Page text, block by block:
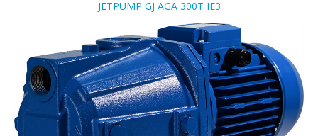
JETPUMP GJ AGA 300T IE3